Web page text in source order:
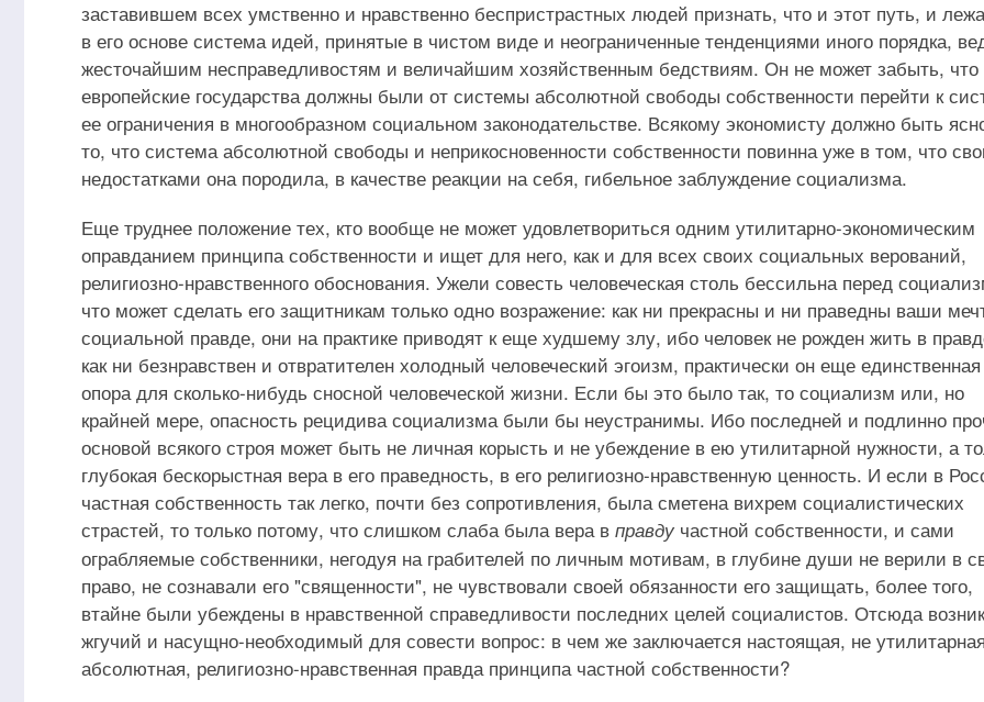
заставившем всех умственно и нравственно беспристрастных людей признать, что и этот путь, и
в его основе система идей, принятые в чистом виде и неограниченные тенденциями иного порядка,
жесточайшим несправедливостям и величайшим хозяйственным бедствиям. Он не может забыть, что
европейские государства должны были от системы абсолютной свободы собственности перейти к
ее ограничения в многообразном социальном законодательстве. Всякому экономисту должно быть
то, что система абсолютной свободы и неприкосновенности собственности повинна уже в том, что
недостатками она породила, в качестве реакции на себя, гибельное заблуждение социализма.
Еще труднее положение тех, кто вообще не может удовлетвориться одним утилитарно-экономическим
оправданием принципа собственности и ищет для него, как и для всех своих социальных верований,
религиозно-нравственного обоснования. Ужели совесть человеческая столь бессильна перед
что может сделать его защитникам только одно возражение: как ни прекрасны и ни праведны ваши
социальной правде, они на практике приводят к еще худшему злу, ибо человек не рожден жить в
как ни безнравствен и отвратителен холодный человеческий эгоизм, практически он еще единственная
опора для сколько-нибудь сносной человеческой жизни. Если бы это было так, то социализм или, но
крайней мере, опасность рецидива социализма были бы неустранимы. Ибо последней и подлинно
основой всякого строя может быть не личная корысть и не убеждение в ею утилитарной нужности, а
глубокая бескорыстная вера в его праведность, в его религиозно-нравственную ценность. И если в
частная собственность так легко, почти без сопротивления, была сметена вихрем социалистических
страстей, то только потому, что слишком слаба была вера в правду частной собственности, и сами
ограбляемые собственники, негодуя на грабителей по личным мотивам, в глубине души не верили в
право, не сознавали его "священности", не чувствовали своей обязанности его защищать, более того,
втайне были убеждены в нравственной справедливости последних целей социалистов. Отсюда
жгучий и насущно-необходимый для совести вопрос: в чем же заключается настоящая, не
абсолютная, религиозно-нравственная правда принципа частной собственности?